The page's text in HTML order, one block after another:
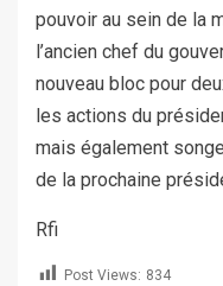
pouvoir au sein de la
l’ancien chef du
nouveau bloc pour
les actions du
mais également
de la prochaine
Rfi
Post Views: 834